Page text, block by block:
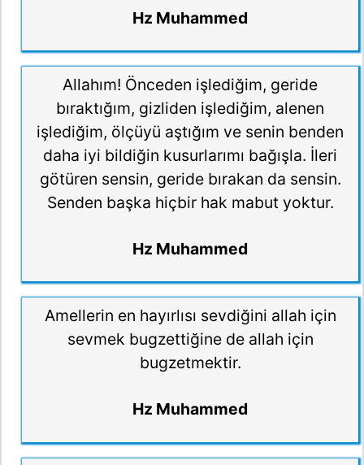
Hz Muhammed
Allahım! Önceden işlediğim, geride
bıraktığım, gizliden işlediğim, alenen
işlediğim, ölçüyü aştığım ve senin benden
daha iyi bildiğin kusurlarımı bağışla. İleri
götüren sensin, geride bırakan da sensin.
Senden başka hiçbir hak mabut yoktur.
Hz Muhammed
Amellerin en hayırlısı sevdiğini allah için
sevmek bugzettiğine de allah için
bugzetmektir.
Hz Muhammed